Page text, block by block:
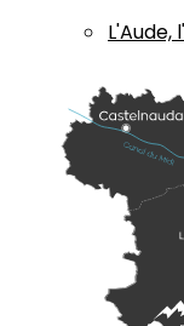
L'Aude,